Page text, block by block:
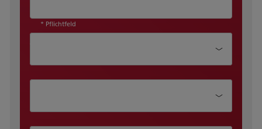
* Pflichtfeld